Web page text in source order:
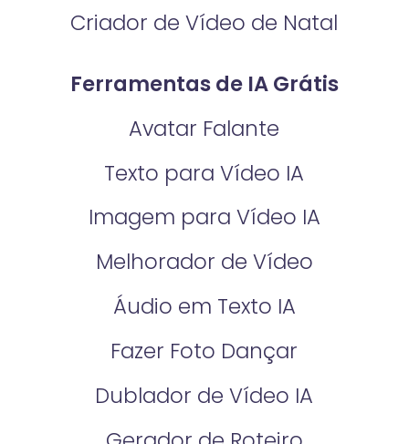
Criador de Vídeo de Natal
Ferramentas de IA Grátis
Avatar Falante
Texto para Vídeo IA
Imagem para Vídeo IA
Melhorador de Vídeo
Áudio em Texto IA
Fazer Foto Dançar
Dublador de Vídeo IA